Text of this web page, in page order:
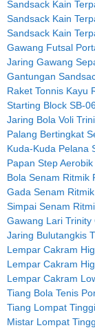
Sandsack Kain
Sandsack Kain
Sandsack Kain
Gawang Futsal
Jaring Gawang
Gantungan
Raket Tonnis Kayu
Starting Block SB-06
Jaring Bola Voli
Palang Bertingkat
Kuda-Kuda Pelana
Papan Step Aerobik
Bola Senam Ritmik
Gada Senam
Simpai Senam
Gawang Lari Trinity
Jaring Bulutangkis
Lempar Cakram
Lempar Cakram
Lempar Cakram
Tiang Bola Tenis
Tiang Lompat
Mistar Lompat